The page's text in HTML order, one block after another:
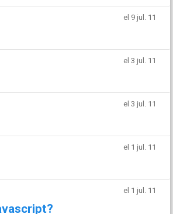
el 9 jul. 11
el 3 jul. 11
el 3 jul. 11
el 1 jul. 11
el 1 jul. 11